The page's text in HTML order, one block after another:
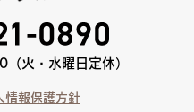
火・水曜日定休）
情報保護方針